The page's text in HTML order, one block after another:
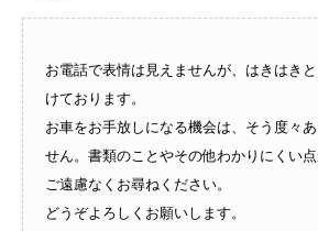
お電話で表情は見えませんが、はきはき
けております。
お車をお手放しになる機会は、そう度々
せん。書類のことやその他わかりにくい点
ご遠慮なくお尋ねください。
どうぞよろしくお願いします。